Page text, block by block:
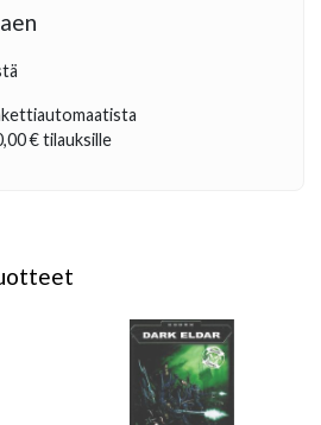
€tilauksille